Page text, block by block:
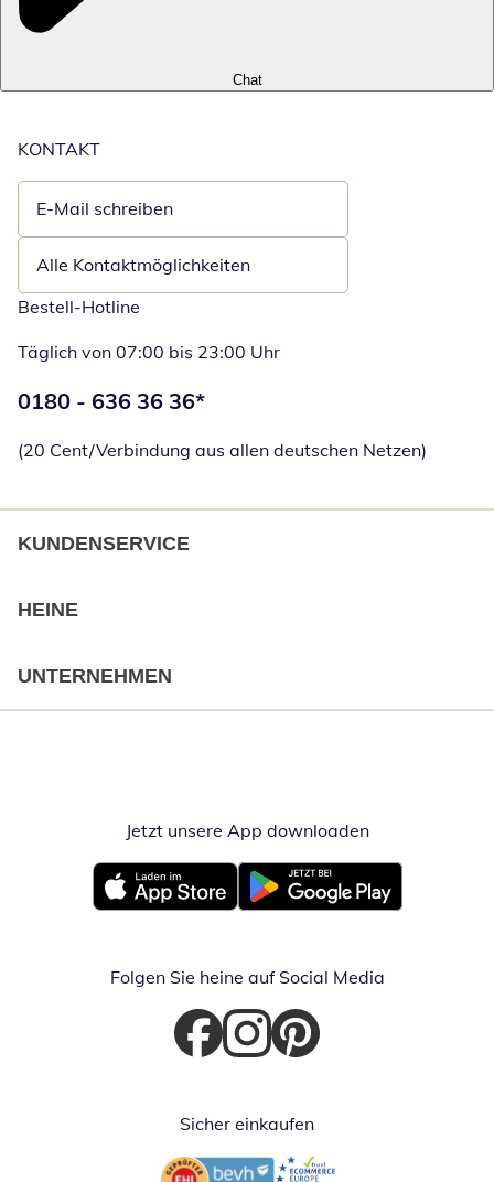
Chat
KONTAKT
E-Mail schreiben
Öffnet E-Mail-Client
Alle Kontaktmöglichkeiten
Bestell-Hotline
Täglich von 07:00 bis 23:00 Uhr
Telefonnummer:
0180 - 636 36 36*
(20 Cent/Verbindung aus allen deutschen Netzen)
KUNDENSERVICE
HEINE
UNTERNEHMEN
Jetzt unsere App downloadenÖffnet in
Öffnet in neuem FensterÖffnet in neuem Fenster
Folgen Sie heine auf Social Media
Öffnet in neuem Fenster
Öffnet in neuem Fenster
Öffnet in neuem Fenster
Sicher einkaufen